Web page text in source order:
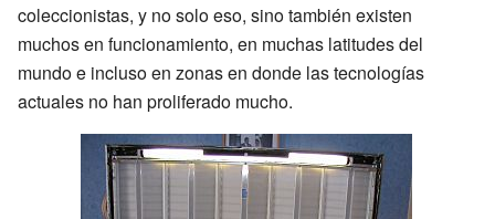
coleccionistas, y no solo eso, sino también existen
muchos en funcionamiento, en muchas latitudes del
mundo e incluso en zonas en donde las tecnologías
actuales no han proliferado mucho.